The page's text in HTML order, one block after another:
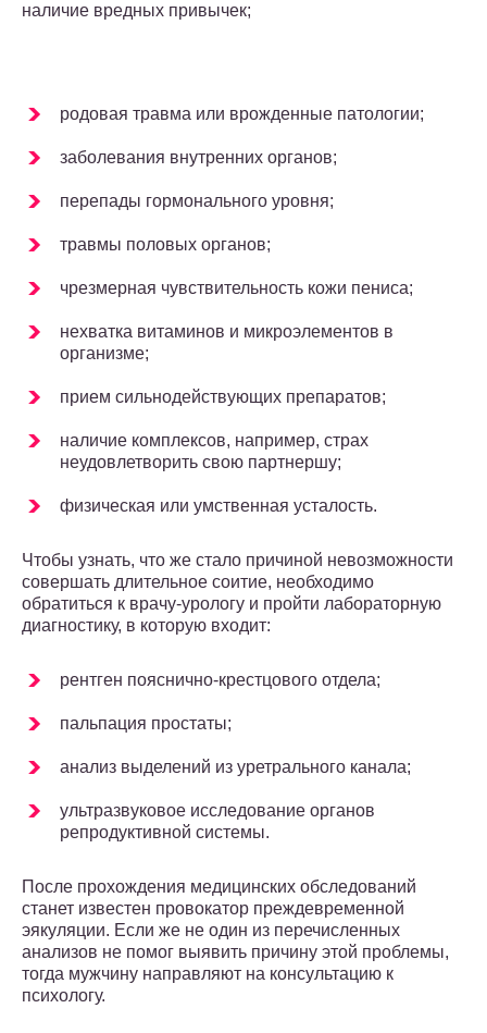
наличие вредных привычек;
родовая травма или врожденные патологии;
заболевания внутренних органов;
перепады гормонального уровня;
травмы половых органов;
чрезмерная чувствительность кожи пениса;
нехватка витаминов и микроэлементов в
организме;
прием сильнодействующих препаратов;
наличие комплексов, например, страх
неудовлетворить свою партнершу;
физическая или умственная усталость.
Чтобы узнать, что же стало причиной невозможности
совершать длительное соитие, необходимо
обратиться к врачу-урологу и пройти лабораторную
диагностику, в которую входит:
рентген пояснично-крестцового отдела;
пальпация простаты;
анализ выделений из уретрального канала;
ультразвуковое исследование органов
репродуктивной системы.
После прохождения медицинских обследований
станет известен провокатор преждевременной
эякуляции. Если же не один из перечисленных
анализов не помог выявить причину этой проблемы,
тогда мужчину направляют на консультацию к
психологу.